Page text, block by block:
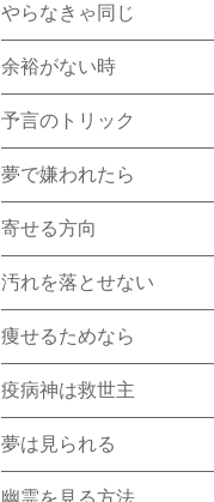
やらなきゃ同じ
余裕がない時
予言のトリック
夢で嫌われたら
寄せる方向
汚れを落とせない
痩せるためなら
疫病神は救世主
夢は見られる
幽霊を見る方法